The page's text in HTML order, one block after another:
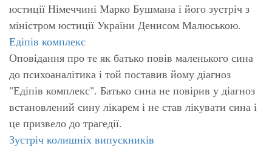
юстиції Німеччині Марко Бушмана і його зустріч з
міністром юстиції України Денисом Малюською.
Едіпів комплекс
Оповідання про те як батько повів маленького сина
до психоаналітика і той поставив йому діагноз
"Едіпів комплекс". Батько сина не повірив у діагноз
встановлений сину лікарем і не став лікувати сина і
це призвело до трагедії.
Зустріч колишніх випускників